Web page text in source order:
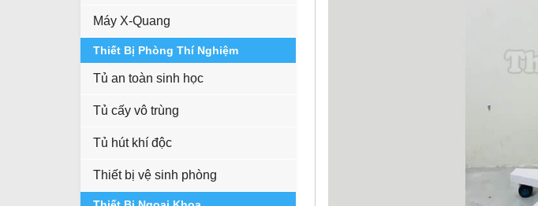
Máy X-Quang
Thiết Bị Phòng Thí Nghiệm
Tủ an toàn sinh học
Tủ cấy vô trùng
Tủ hút khí độc
Thiết bị vệ sinh phòng